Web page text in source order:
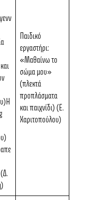
Παιδικό
εργαστήρι:
«Μαθαίνω το
σώμα μου»
(πλεκτά
προπλάσματα
και παιχνίδι) (Ε.
Χαριτοπούλου)